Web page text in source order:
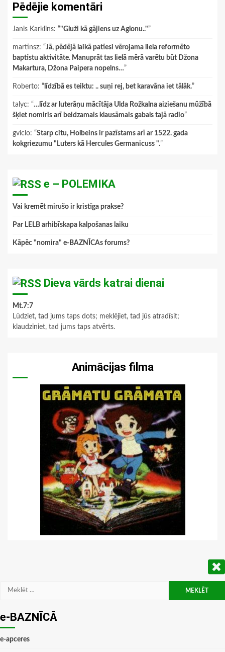
Pēdējie komentāri
Janis Karklins: “"Gluži kā gājiens uz Aglonu.."”
martinsz: “Jā, pēdējā laikā patiesi vērojama liela reformēto
baptistu aktivitāte. Manuprāt tas lielā mērā varētu būt Džona
Makartura, Džona Paipera nopelns…”
Roberto: “ līdzībā es teiktu: .. suņi rej, bet karavāna iet tālāk.”
talyc: “…līdz ar luterāņu mācītāja Ulda Rožkalna aiziešanu mūžībā
šķiet nomiris arī beidzamais klausāmais gabals tajā radio”
gviclo: “Starp citu, Holbeins ir pazīstams arī ar 1522. gada
kokgriezumu "Luters kā Hercules Germanicuss ".”
e – POLEMIKA
Vai kremēt mirušo ir kristīga prakse?
Par LELB arhibīskapa kalpošanas laiku
Kāpēc "nomira" e-BAZNĪCAs forums?
Dieva vārds katrai dienai
Mt.7:7
Lūdziet, tad jums taps dots; meklējiet, tad jūs atradīsit;
klaudziniet, tad jums taps atvērts.
Animācijas filma
Meklēt:
e-BAZNĪCĀ
e-apceres